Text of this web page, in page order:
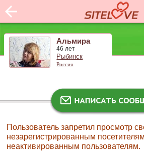
Альмира
46 лет
Рыбинск
Россия
Пользователь запретил просмотр
незарегистрированным
неактивированным пользователям.